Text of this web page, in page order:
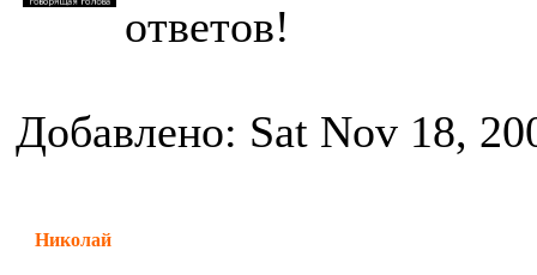
ответов!
Добавлено: Sat Nov 18,
Николай